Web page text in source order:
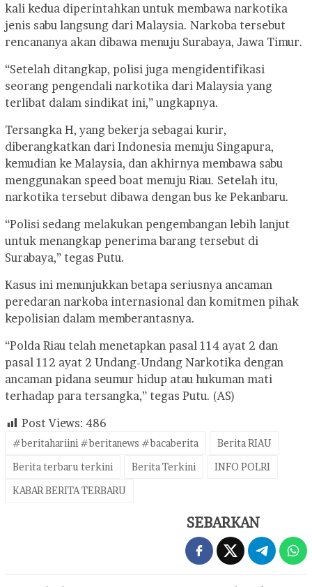
kali kedua diperintahkan untuk membawa narkotika
jenis sabu langsung dari Malaysia. Narkoba tersebut
rencananya akan dibawa menuju Surabaya, Jawa Timur.
“Setelah ditangkap, polisi juga mengidentifikasi
seorang pengendali narkotika dari Malaysia yang
terlibat dalam sindikat ini,” ungkapnya.
Tersangka H, yang bekerja sebagai kurir,
diberangkatkan dari Indonesia menuju Singapura,
kemudian ke Malaysia, dan akhirnya membawa sabu
menggunakan speed boat menuju Riau. Setelah itu,
narkotika tersebut dibawa dengan bus ke Pekanbaru.
“Polisi sedang melakukan pengembangan lebih lanjut
untuk menangkap penerima barang tersebut di
Surabaya,” tegas Putu.
Kasus ini menunjukkan betapa seriusnya ancaman
peredaran narkoba internasional dan komitmen pihak
kepolisian dalam memberantasnya.
“Polda Riau telah menetapkan pasal 114 ayat 2 dan
pasal 112 ayat 2 Undang-Undang Narkotika dengan
ancaman pidana seumur hidup atau hukuman mati
terhadap para tersangka,” tegas Putu. (AS)
Post Views: 486
#beritahariini #beritanews #bacaberita
Berita RIAU
Berita terbaru terkini
Berita Terkini
INFO POLRI
KABAR BERITA TERBARU
SEBARKAN